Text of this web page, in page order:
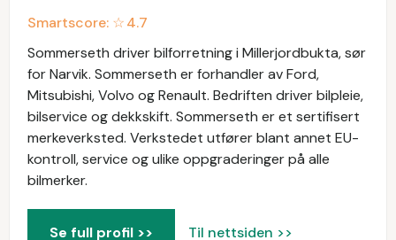
Smartscore: ☆4.7
Sommerseth driver bilforretning i Millerjordbukta, sør
for Narvik. Sommerseth er forhandler av Ford,
Mitsubishi, Volvo og Renault. Bedriften driver bilpleie,
bilservice og dekkskift. Sommerseth er et sertifisert
merkeverksted. Verkstedet utfører blant annet EU-
kontroll, service og ulike oppgraderinger på alle
bilmerker.
Se full profil >> Til nettsiden >>